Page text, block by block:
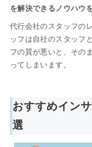
を解決できるノウハウ
代行会社のスタッフの
ッフは自社のスタッフ
フの質が悪いと、その
ってしまいます。
おすすめイン
選